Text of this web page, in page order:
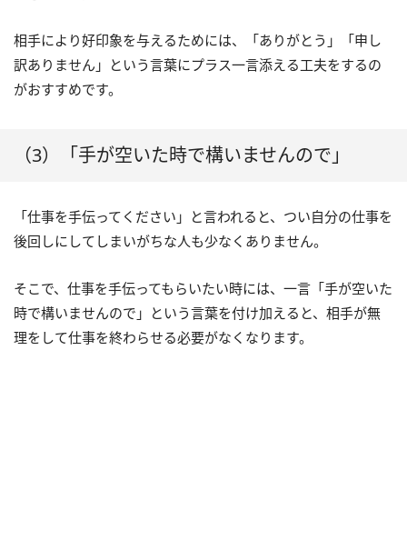
相手により好印象を与えるためには、「ありがとう」「申し
訳ありません」という言葉にプラス一言添える工夫をするの
がおすすめです。
（3）「手が空いた時で構いませんので」
「仕事を手伝ってください」と言われると、つい自分の仕事を
後回しにしてしまいがちな人も少なくありません。
そこで、仕事を手伝ってもらいたい時には、一言「手が空いた
時で構いませんので」という言葉を付け加えると、相手が無
理をして仕事を終わらせる必要がなくなります。